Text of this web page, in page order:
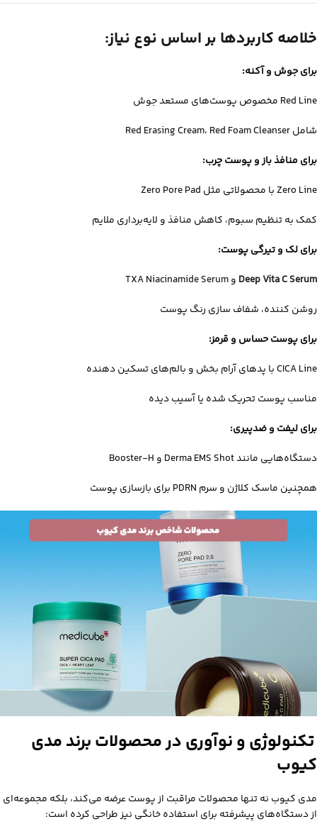
خلاصه کاربردها بر اساس نوع نیاز:
برای جوش و آکنه:
Red Line مخصوص پوست‌های مستعد جوش
شامل Red Erasing Cream، Red Foam Cleanser
برای منافذ باز و پوست چرب:
Zero Line با محصولاتی مثل Zero Pore Pad
کمک به تنظیم سبوم، کاهش منافذ و لایه‌برداری ملایم
برای لک و تیرگی پوست:
Deep Vita C Serum و TXA Niacinamide Serum
روشن‌ کننده، شفاف‌ سازی رنگ پوست
برای پوست حساس و قرمز:
CICA Line با پدهای آرام‌ بخش و بالم‌های تسکین‌ دهنده
مناسب پوست تحریک‌ شده یا آسیب‌ دیده
برای لیفت و ضدپیری:
دستگاه‌هایی مانند Derma EMS Shot و Booster-H
همچنین ماسک کلاژن و سرم PDRN برای بازسازی پوست
تکنولوژی و نوآوری در محصولات برند مدی
کیوب
مدی‌ کیوب نه‌ تنها محصولات مراقبت از پوست عرضه می‌کند، بلکه مجموعه‌ای
از دستگاه‌های پیشرفته برای استفاده خانگی نیز طراحی کرده است: